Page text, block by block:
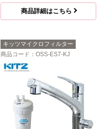
商品詳細はこちら
キッツマイクロフィルター
商品コード ：OSS-ES7-KJ